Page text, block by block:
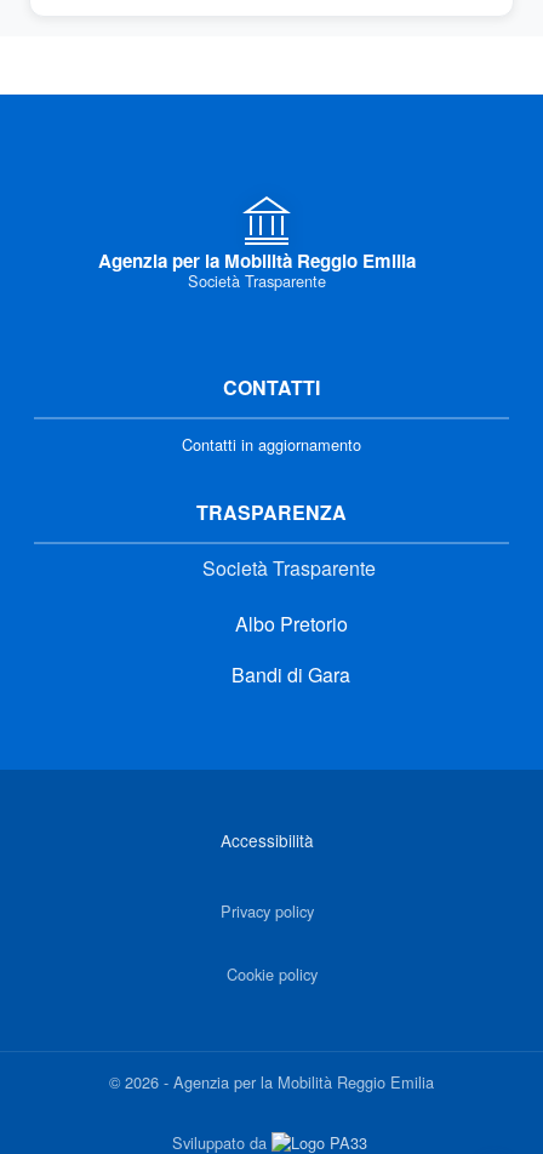
Agenzia per la Mobilità Reggio Emilia
Società Trasparente
CONTATTI
Contatti in aggiornamento
TRASPARENZA
Società Trasparente
Albo Pretorio
Bandi di Gara
Accessibilità
Privacy policy
Cookie policy
©2026 - Agenzia per la Mobilità Reggio Emilia
Sviluppato da